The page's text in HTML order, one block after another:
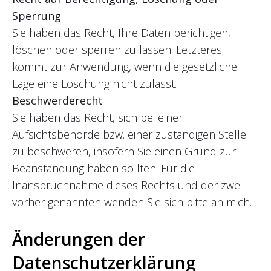
Sperrung
Sie haben das Recht, Ihre Daten berichtigen,
löschen oder sperren zu lassen. Letzteres
kommt zur Anwendung, wenn die gesetzliche
Lage eine Löschung nicht zulässt.
Beschwerderecht
Sie haben das Recht, sich bei einer
Aufsichtsbehörde bzw. einer zuständigen Stelle
zu beschweren, insofern Sie einen Grund zur
Beanstandung haben sollten. Für die
Inanspruchnahme dieses Rechts und der zwei
vorher genannten wenden Sie sich bitte an mich.
Änderungen der
Datenschutzerklärung